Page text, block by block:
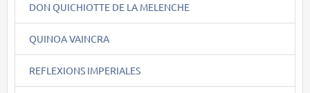
DON QUICHIOTTE DE LA MELENCHE
QUINOA VAINCRA
REFLEXIONS IMPERIALES